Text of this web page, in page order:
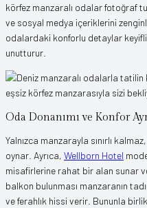
körfez manzaralı odalar fotoğraf
ve sosyal medya içeriklerini
odalardaki konforlu detaylar
unutturur.
Oda Donanımı ve Konfor
Yalnızca manzarayla sınırlı
oynar. Ayrıca, Wellborn Hotel
misafirlerine rahat bir alan sunar
balkon bulunması manzaranın
ve ferahlık hissi verir. Bununla